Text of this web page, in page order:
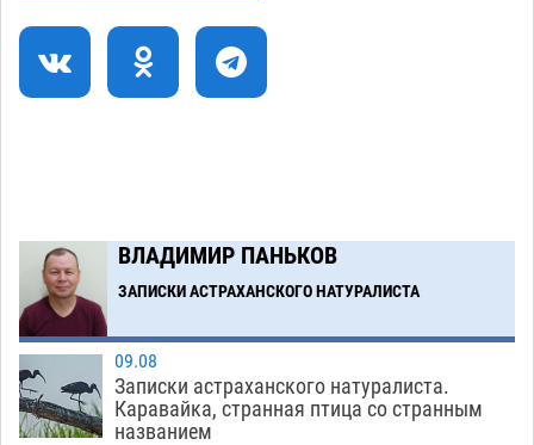
Никольской
18:00
Завтра астраханцы проведут день в режиме
ВЛАДИМИР ПАНЬКОВ
ЗАПИСКИ АСТРАХАНСКОГО НАТУРАЛИСТА
09.08
Записки астраханского натуралиста.
Каравайка, странная птица со странным
названием